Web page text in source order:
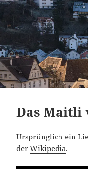
Das Maitli
Ursprünglich ein
derWikipedia.